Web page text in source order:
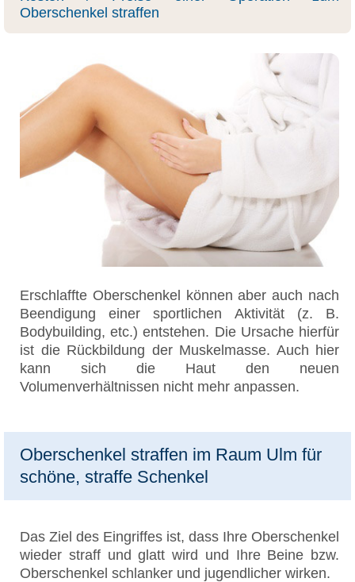
Oberschenkel straffen
Erschlaffte Oberschenkel können aber auch nach
Beendigung einer sportlichen Aktivität (z. B.
Bodybuilding, etc.) entstehen. Die Ursache hierfür
ist die Rückbildung der Muskelmasse. Auch hier
kann sich die Haut den neuen
Volumenverhältnissen nicht mehr anpassen.
Oberschenkel straffen im Raum Ulm für
schöne, straffe Schenkel
Das Ziel des Eingriffes ist, dass Ihre Oberschenkel
wieder straff und glatt wird und Ihre Beine bzw.
Oberschenkel schlanker und jugendlicher wirken.